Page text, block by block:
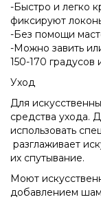
-Быстро и легко
фиксируют
-Без помощи
-Можно завить
150-170
Уход
Для
средства ухода.
использовать
разглаживает
их спутывание.
Моют
добавлением